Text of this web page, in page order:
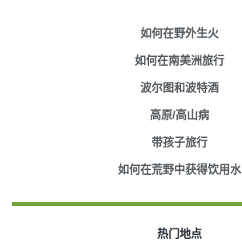
如何在野外生火
如何在南美洲旅行
波尔图和波特酒
高原/高山病
带孩子旅行
如何在荒野中获得饮用水
热门地点